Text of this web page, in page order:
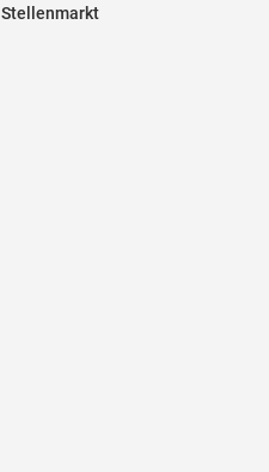
Stellenmarkt